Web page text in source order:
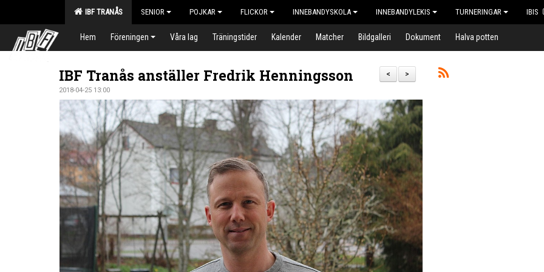
IBF TRANÅS SENIOR POJKAR FLICKOR INNEBANDYSKOLA INNEBANDYLEKIS TURNERINGAR IBIS
Hem Föreningen Våra lag Träningstider Kalender Matcher Bildgalleri Dokument Halva potten
>
<
IBF Tranås anställer Fredrik Henningsson
2018-04-25 13:00